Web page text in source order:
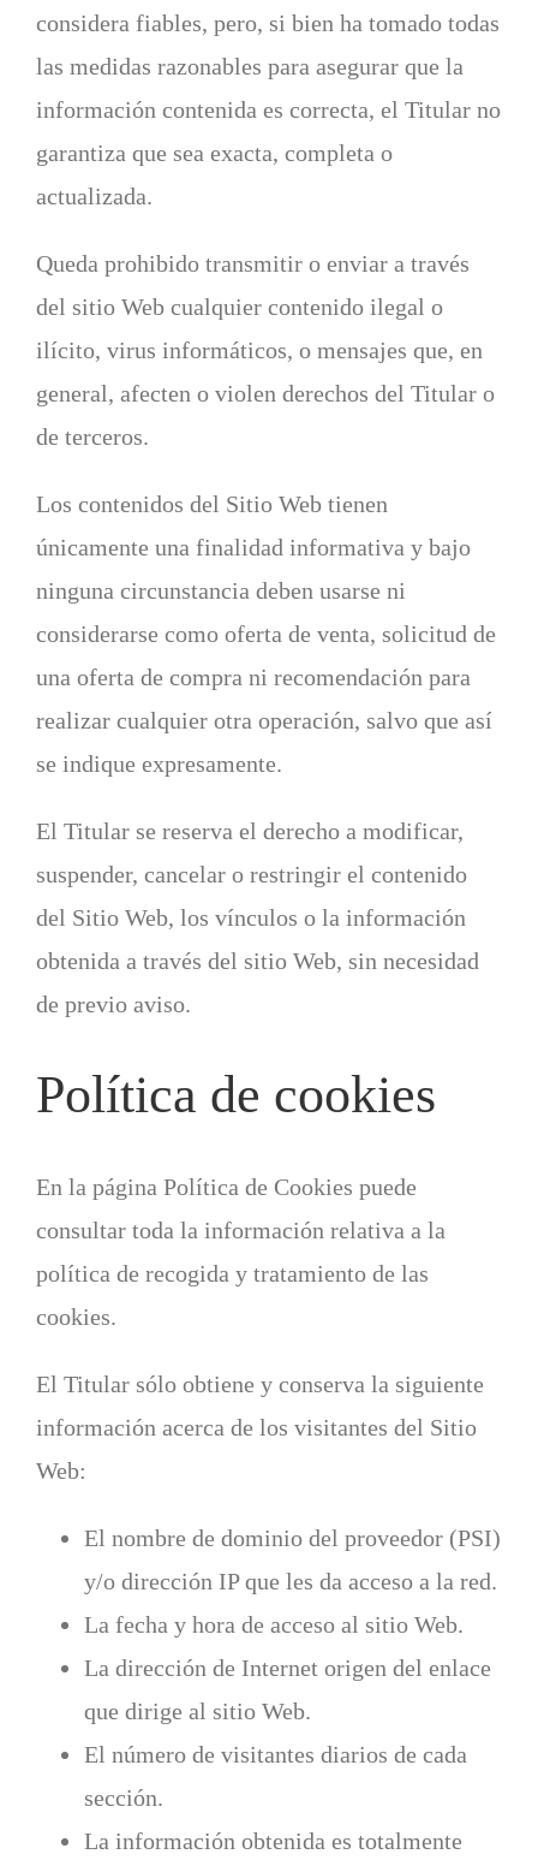
considera fiables, pero, si bien ha tomado todas
las medidas razonables para asegurar que la
información contenida es correcta, el Titular no
garantiza que sea exacta, completa o
actualizada.
Queda prohibido transmitir o enviar a través
del sitio Web cualquier contenido ilegal o
ilícito, virus informáticos, o mensajes que, en
general, afecten o violen derechos del Titular o
de terceros.
Los contenidos del Sitio Web tienen
únicamente una finalidad informativa y bajo
ninguna circunstancia deben usarse ni
considerarse como oferta de venta, solicitud de
una oferta de compra ni recomendación para
realizar cualquier otra operación, salvo que así
se indique expresamente.
El Titular se reserva el derecho a modificar,
suspender, cancelar o restringir el contenido
del Sitio Web, los vínculos o la información
obtenida a través del sitio Web, sin necesidad
de previo aviso.
Política de cookies
En la página Política de Cookies puede
consultar toda la información relativa a la
política de recogida y tratamiento de las
cookies.
El Titular sólo obtiene y conserva la siguiente
información acerca de los visitantes del Sitio
Web:
El nombre de dominio del proveedor (PSI)
y/o dirección IP que les da acceso a la red.
La fecha y hora de acceso al sitio Web.
La dirección de Internet origen del enlace
que dirige al sitio Web.
El número de visitantes diarios de cada
sección.
La información obtenida es totalmente